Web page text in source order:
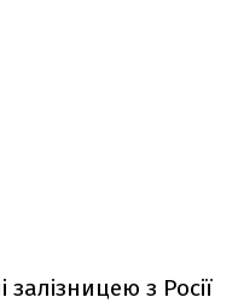
залізницею з Росії